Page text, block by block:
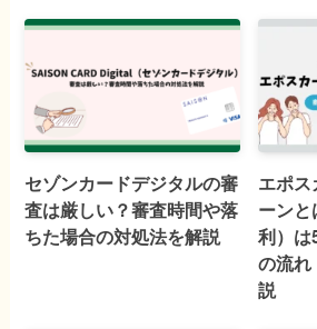
セゾンカードデジタルの審
査は厳しい？審査時間や落
ちた場合の対処法を解説
エポ
ーン
利）は
の流れ
説